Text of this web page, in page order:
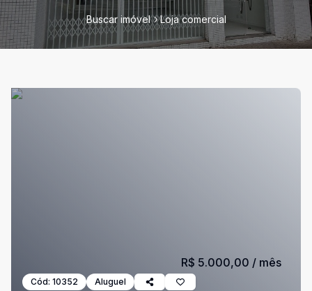
Buscar imóvel Loja comercial
Cód: 10352 Aluguel
R$ 5.000,00 / mês